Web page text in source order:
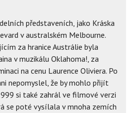
představeních, jako Kráska
v australském Melbourne.
za hranice Austrálie byla
v muzikálu Oklahoma!, za
na cenu Laurence Oliviera. Po
nepomyslel, že by mohlo přijít
si také zahrál ve filmové verzi
se poté vysílala v mnoha zemích